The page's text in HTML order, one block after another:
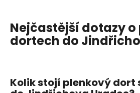
Nejčastější dotazy
dortech do
Kolik stojí plenkový dort